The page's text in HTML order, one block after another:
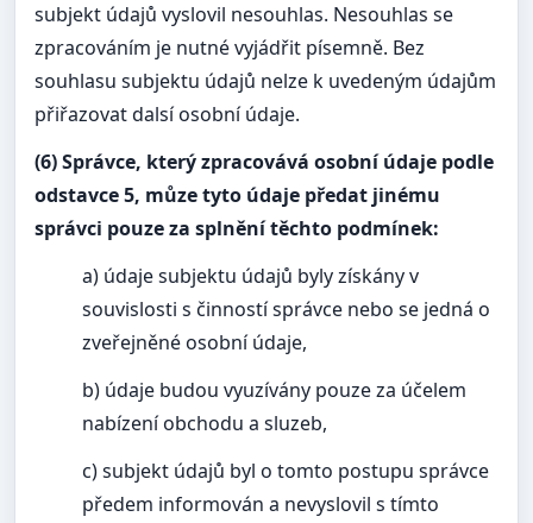
subjekt údajů vyslovil nesouhlas. Nesouhlas se
zpracováním je nutné vyjádřit písemně. Bez
souhlasu subjektu údajů nelze k uvedeným údajům
přiřazovat dalsí osobní údaje.
(6) Správce, který zpracovává osobní údaje podle
odstavce 5, můze tyto údaje předat jinému
správci pouze za splnění těchto podmínek:
a) údaje subjektu údajů byly získány v
souvislosti s činností správce nebo se jedná o
zveřejněné osobní údaje,
b) údaje budou vyuzívány pouze za účelem
nabízení obchodu a sluzeb,
c) subjekt údajů byl o tomto postupu správce
předem informován a nevyslovil s tímto